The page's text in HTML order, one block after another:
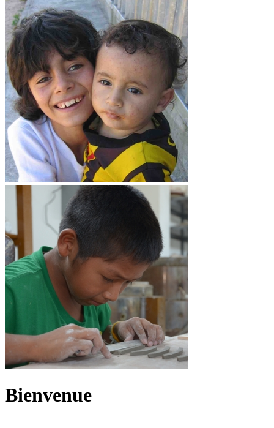
Bienvenue